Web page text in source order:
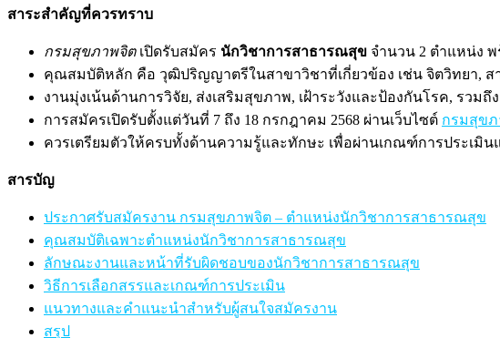
สาระสำคัญที่ควรทราบ
กรมสุขภาพจิตเปิดรับสมัคร นักวิชาการสาธารณสุข จำนวน 2 ตำแหน่ง พ
คุณสมบัติหลัก คือ วุฒิปริญญาตรีในสาขาวิชาที่เกี่ยวข้อง เช่น จิตวิทยา,
งานมุ่งเน้นด้านการวิจัย, ส่งเสริมสุขภาพ, เฝ้าระวังและป้องกันโรค, รวม
การสมัครเปิดรับตั้งแต่วันที่ 7 ถึง 18 กรกฎาคม 2568 ผ่านเว็บไซต์ กรมสุข
ควรเตรียมตัวให้ครบทั้งด้านความรู้และทักษะ เพื่อผ่านเกณฑ์การประเมิน
สารบัญ
ประกาศรับสมัครงาน กรมสุขภาพจิต – ตำแหน่งนักวิชาการสาธารณสุข
คุณสมบัติเฉพาะตำแหน่งนักวิชาการสาธารณสุข
ลักษณะงานและหน้าที่รับผิดชอบของนักวิชาการสาธารณสุข
วิธีการเลือกสรรและเกณฑ์การประเมิน
แนวทางและคำแนะนำสำหรับผู้สนใจสมัครงาน
สรุป